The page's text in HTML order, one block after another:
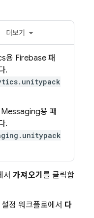
더보기
용 Firebase 패
.
용 패
.
서 가져오기 를 클릭합
정 워크플로에서 다